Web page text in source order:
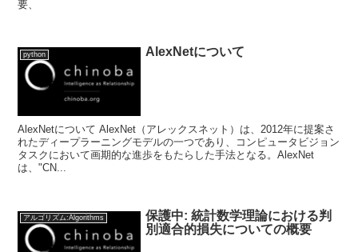
要、
python AlexNetについて
AlexNetについて AlexNet（アレックスネット）は、2012年に提案さ
れたディープラーニングモデルの一つであり、コンピュータビジョン
タスクにおいて画期的な進歩をもたらした手法となる。AlexNet
は、"CN...
アルゴリズム:Algorithms
保護中: 統計数学理論における判
別適合的損失についての概要